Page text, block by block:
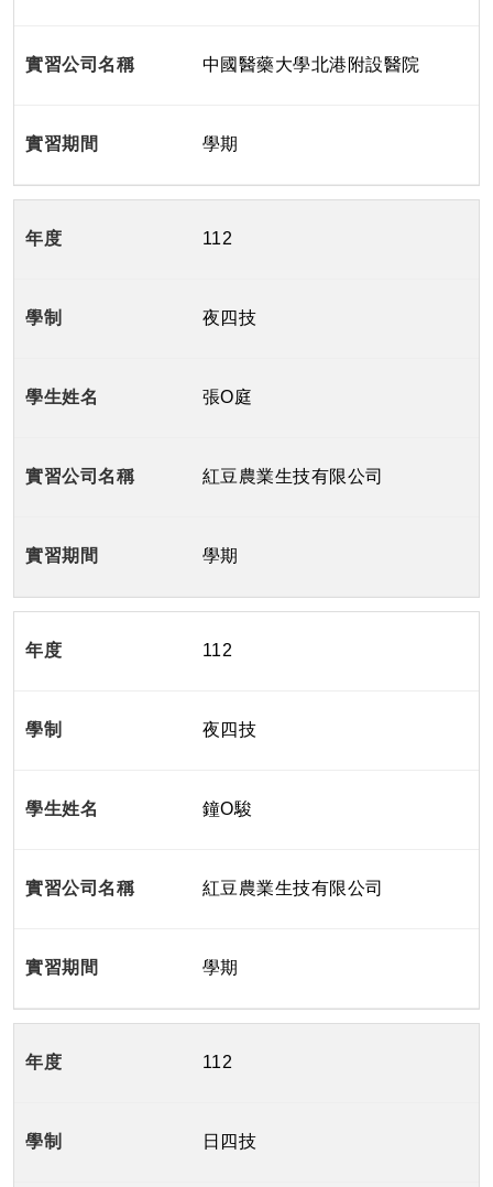
中國醫藥大學北港附設醫院
學期
112
夜四技
張O庭
紅豆農業生技有限公司
學期
112
夜四技
鐘O駿
紅豆農業生技有限公司
學期
112
日四技